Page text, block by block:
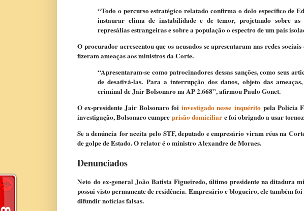
“Todo o percurso estratégico relatado confirma o dolo específico de
instaurar clima de instabilidade e de temor, projetando sobre
represálias estrangeiras e sobre a população o espectro de um país
O procurador acrescentou que os acusados se apresentaram nas redes
fizeram ameaças aos ministros da Corte.
“Apresentaram-se como patrocinadores dessas sanções, como seus
de desativá-las. Para a interrupção dos danos, objeto das
criminal de Jair Bolsonaro na AP 2.668”, afirmou Paulo Gonet.
O ex-presidente Jair Bolsonaro foiinvestigado nesse inquéritopela Polícia
investigação, Bolsonaro cumpre prisão domiciliar e foi obrigado a usar
Se a denúncia for aceita pelo STF, deputado e empresário viram réus na
de golpe de Estado. O relator é o ministro Alexandre de Moraes.
Denunciados
Neto do ex-general João Batista Figueiredo, último presidente na ditadura
possui visto permanente de residência. Empresário e blogueiro, ele também
difundir notícias falsas.